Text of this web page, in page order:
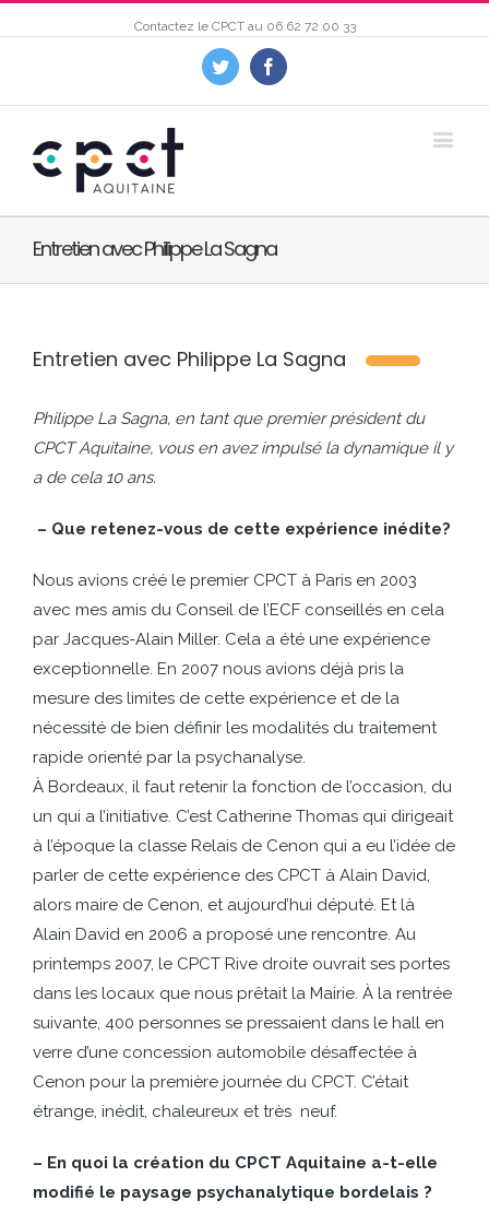
Contactez le CPCT au 06 62 72 00 33
Twitter Facebook
Entretien avec Philippe La Sagna
Entretien avec Philippe La Sagna
Philippe La Sagna, en tant que premier président du
CPCT Aquitaine, vous en avez impulsé la dynamique il y
a de cela 10 ans.
– Que retenez-vous de cette expérience inédite?
Nous avions créé le premier CPCT à Paris en 2003
avec mes amis du Conseil de l’ECF conseillés en cela
par Jacques-Alain Miller. Cela a été une expérience
exceptionnelle. En 2007 nous avions déjà pris la
mesure des limites de cette expérience et de la
nécessité de bien définir les modalités du traitement
rapide orienté par la psychanalyse.
À Bordeaux, il faut retenir la fonction de l’occasion, du
un qui a l’initiative. C’est Catherine Thomas qui dirigeait
à l’époque la classe Relais de Cenon qui a eu l’idée de
parler de cette expérience des CPCT à Alain David,
alors maire de Cenon, et aujourd’hui député. Et là
Alain David en 2006 a proposé une rencontre. Au
printemps 2007, le CPCT Rive droite ouvrait ses portes
dans les locaux que nous prêtait la Mairie. À la rentrée
suivante, 400 personnes se pressaient dans le hall en
verre d’une concession automobile désaffectée à
Cenon pour la première journée du CPCT. C’était
étrange, inédit, chaleureux et très neuf.
– En quoi la création du CPCT Aquitaine a-t-elle
modifié le paysage psychanalytique bordelais ?